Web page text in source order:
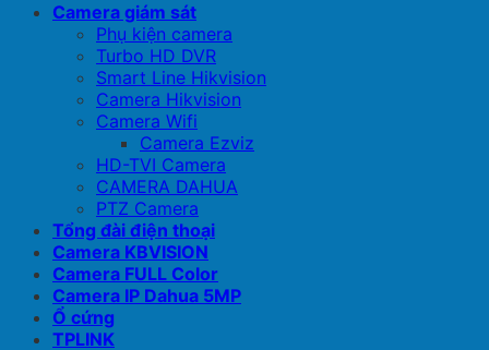
Camera giám sát
Phụ kiện camera
Turbo HD DVR
Smart Line Hikvision
Camera Hikvision
Camera Wifi
Camera Ezviz
HD-TVI Camera
CAMERA DAHUA
PTZ Camera
Tổng đài điện thoại
Camera KBVISION
Camera FULL Color
Camera IP Dahua 5MP
Ổ cứng
TPLINK